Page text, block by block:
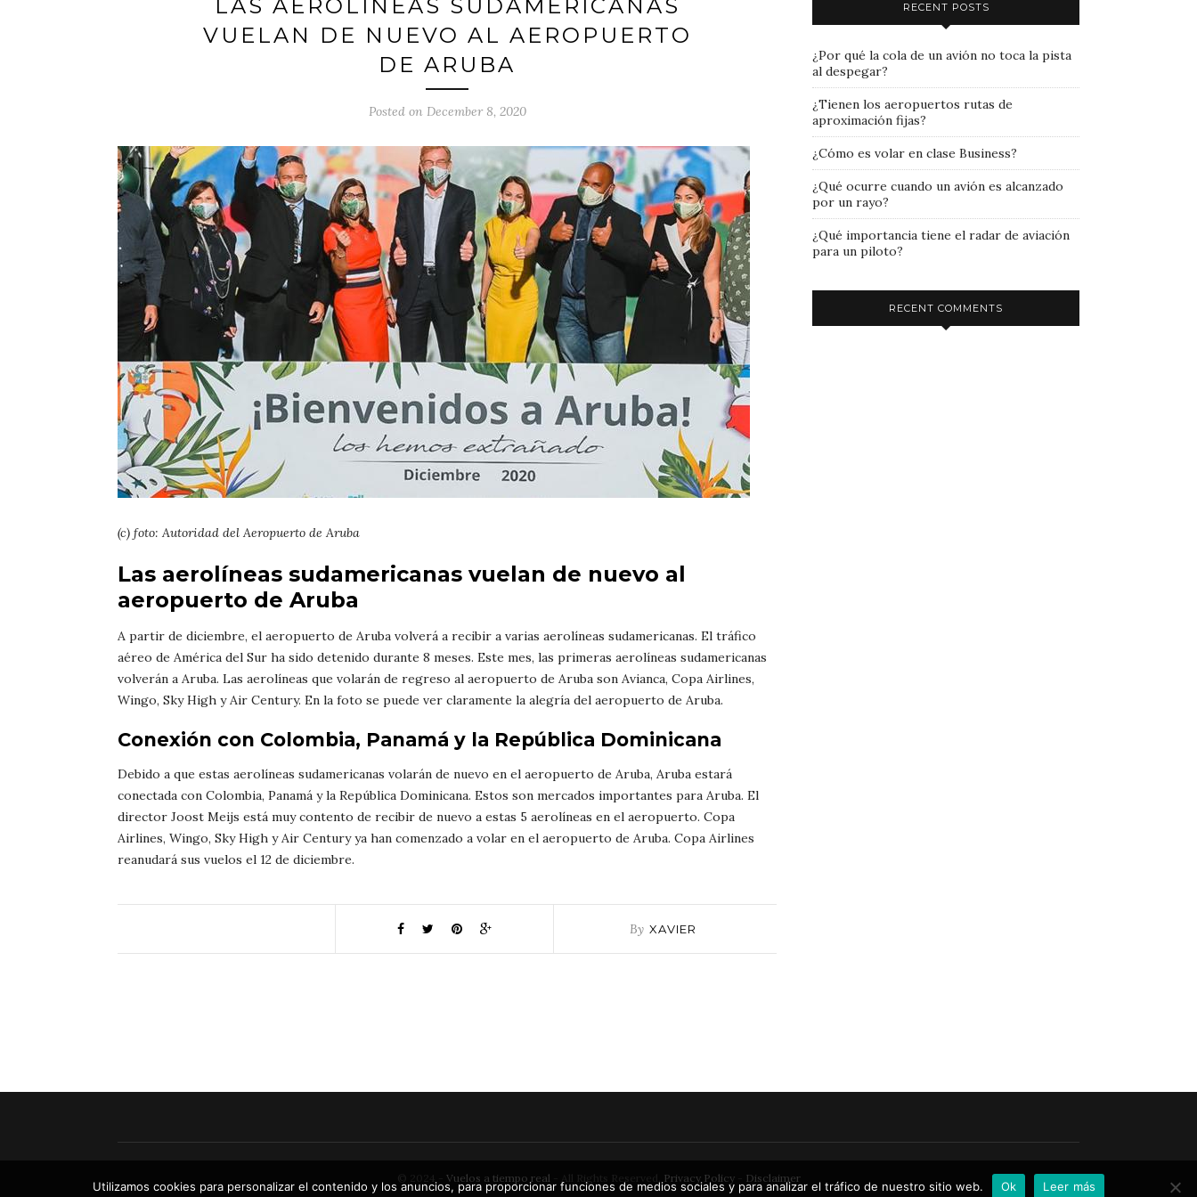
LAS AEROLÍNEAS SUDAMERICANAS
VUELAN DE NUEVO AL AEROPUERTO
DE ARUBA
Posted on December 8, 2020
(c) foto: Autoridad del Aeropuerto de Aruba
Las aerolíneas sudamericanas vuelan de nuevo al
aeropuerto de Aruba
A partir de diciembre, el aeropuerto de Aruba volverá a recibir a varias aerolíneas sudamericanas. El tráfico
aéreo de América del Sur ha sido detenido durante 8 meses. Este mes, las primeras aerolíneas sudamericanas
volverán a Aruba. Las aerolíneas que volarán de regreso al aeropuerto de Aruba son Avianca, Copa Airlines,
Wingo, Sky High y Air Century. En la foto se puede ver claramente la alegría del aeropuerto de Aruba.
Conexión con Colombia, Panamá y la República Dominicana
Debido a que estas aerolíneas sudamericanas volarán de nuevo en el aeropuerto de Aruba, Aruba estará
conectada con Colombia, Panamá y la República Dominicana. Estos son mercados importantes para Aruba. El
director Joost Meijs está muy contento de recibir de nuevo a estas 5 aerolíneas en el aeropuerto. Copa
Airlines, Wingo, Sky High y Air Century ya han comenzado a volar en el aeropuerto de Aruba. Copa Airlines
reanudará sus vuelos el 12 de diciembre.
By XAVIER
RECENT POSTS
¿Por qué la cola de un avión no toca la pista
al despegar?
¿Tienen los aeropuertos rutas de
aproximación fijas?
¿Cómo es volar en clase Business?
¿Qué ocurre cuando un avión es alcanzado
por un rayo?
¿Qué importancia tiene el radar de aviación
para un piloto?
RECENT COMMENTS
Vuelos a tiempo real Privacy Policy- Disclaimer
Utilizamos cookies para personalizar el contenido y los anuncios, para proporcionar funciones de medios sociales y para analizar el tráfico de nuestro sitio web. Ok Leer más